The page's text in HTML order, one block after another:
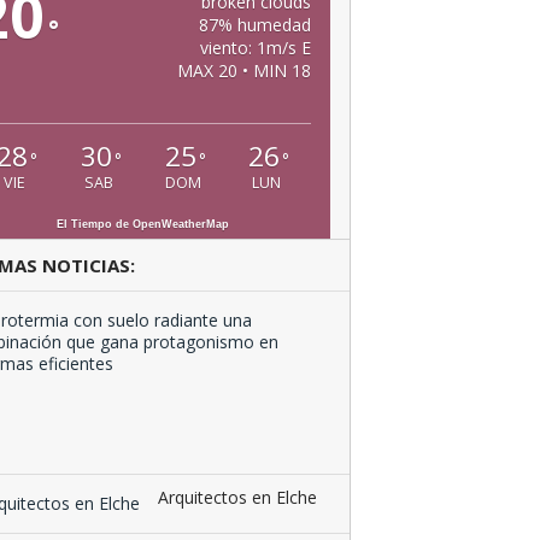
°
87% humedad
viento: 1m/s E
MAX 20 • MIN 18
°
VIE
30 °
SAB
25 °
DOM
26 °
LUN
El Tiempo de OpenWeatherMap
NOTICIAS:
Arquitectos en Elche